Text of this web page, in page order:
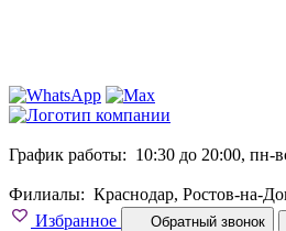
График работы: 10:30 до 20:00, пн-
Филиалы: Краснодар, Ростов-на-
Избранное
Обратный звонок